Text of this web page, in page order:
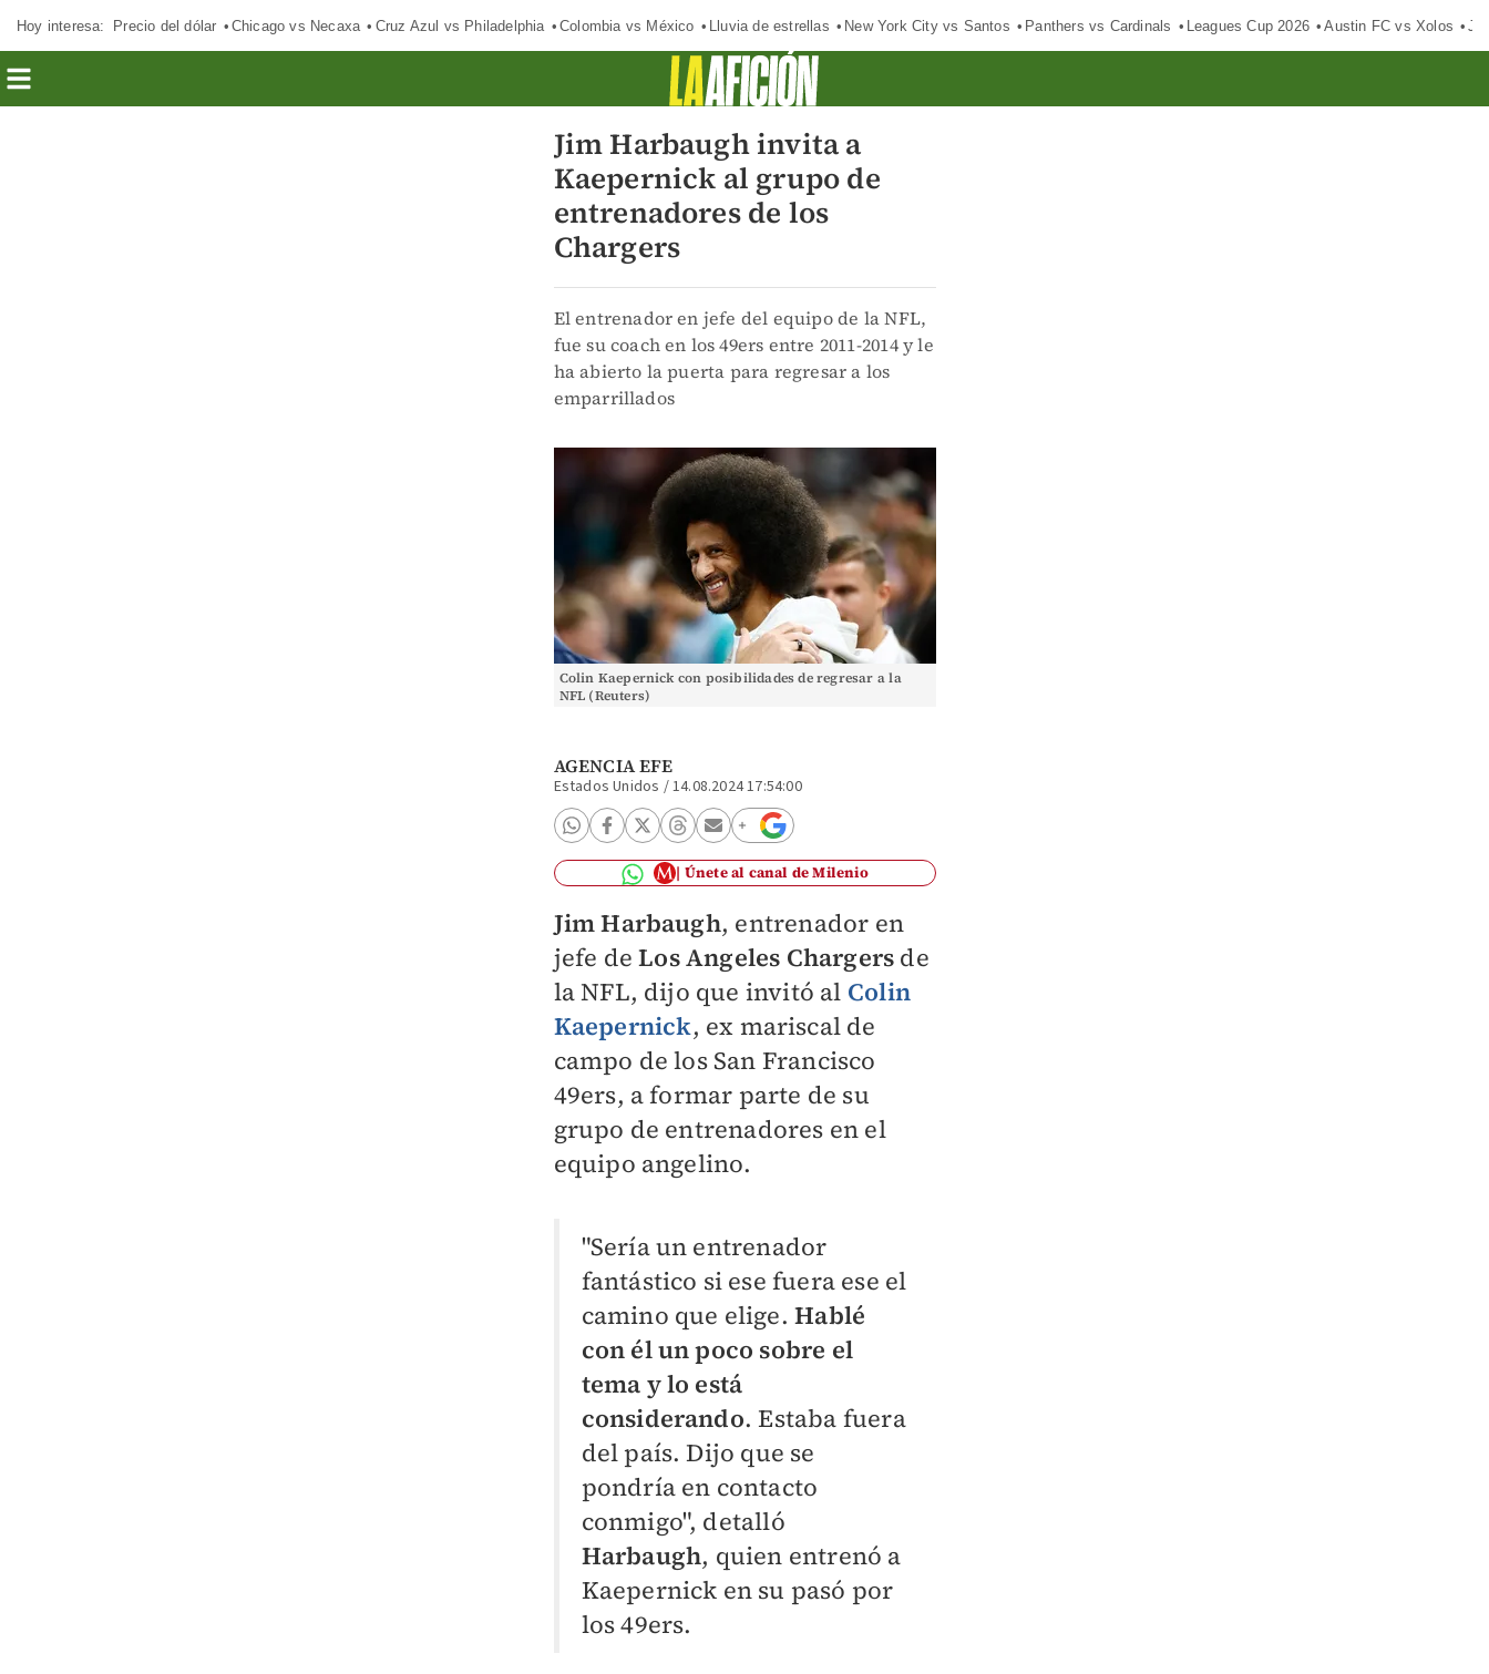
Hoy interesa: Precio del dólar Chicago vs Necaxa Cruz Azul vs Philadelphia Colombia vs México Lluvia de estrellas New York City vs Santos Panthers vs Cardinals Leagues Cup 2026 Austin FC vs Xolos
Jim Harbaugh invita a
Kaepernick al grupo de
entrenadores de los
Chargers
El entrenador en jefe del equipo de la NFL,
fue su coach en los 49ers entre 2011-2014 y le
ha abierto la puerta para regresar a los
emparrillados
Colin Kaepernick con posibilidades de regresar a la
NFL (Reuters)
AGENCIA EFE
Estados Unidos /14.08.2024 17:54:00
Únete al canal de Milenio
Jim Harbaugh, entrenador en
jefe deLos Angeles Chargers de
la NFL, dijo que invitó al Colin
Kaepernick, ex mariscal de
campo de los San Francisco
49ers, a formar parte de su
grupo de entrenadores en el
equipo angelino.
"Sería un entrenador
fantástico si ese fuera ese el
camino que elige.Hablé
con él un poco sobre el
tema y lo está
considerando. Estaba fuera
del país. Dijo que se
pondría en contacto
conmigo", detalló
Harbaugh, quien entrenó a
Kaepernick en su pasó por
los 49ers.